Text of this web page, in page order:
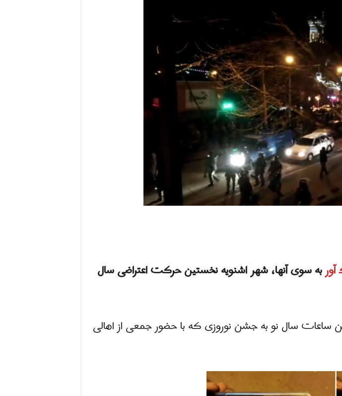
به سوی آنها، شهر اشنویه نخستین حرکت اعتراضی سال
یکشنبه ۲۹ اسفند، در نخستین ساعات سال نو به جشن نوروزی که با حضور جمعی از اهالی